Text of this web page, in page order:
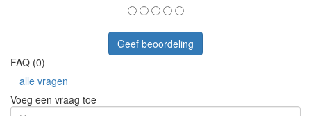
Geef beoordeling
FAQ (0)
alle vragen
Voeg een vraag toe